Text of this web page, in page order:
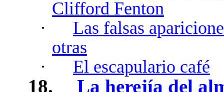
Clifford Fenton
·
Las falsas
otras
·
El escapulario café
18.
La herejía del